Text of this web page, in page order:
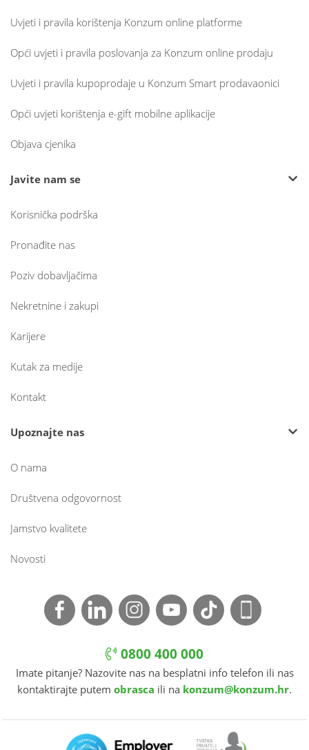
Uvjeti i pravila korištenja Konzum online platforme
Opći uvjeti i pravila poslovanja za Konzum online prodaju
Uvjeti i pravila kupoprodaje u Konzum Smart prodavaonici
Opći uvjeti korištenja e-gift mobilne aplikacije
Objava cjenika
Javite nam se
Korisnička podrška
Pronađite nas
Poziv dobavljačima
Nekretnine i zakupi
Karijere
Kutak za medije
Kontakt
Upoznajte nas
O nama
Društvena odgovornost
Jamstvo kvalitete
Novosti
0800 400 000
Imate pitanje? Nazovite nas na besplatni info telefon ili nas
kontaktirajte putem obrasca ili na konzum@konzum.hr.